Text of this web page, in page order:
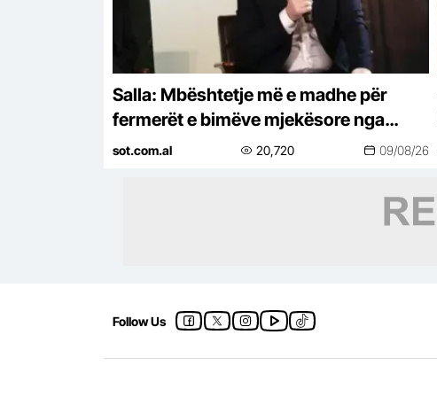
Salla: Mbështetje më e madhe për
fermerët e bimëve mjekësore nga
programi ‘Dyfisho Ndërmarrjen Tënde
sot.com.al 20,720 09/08/26
Follow Us